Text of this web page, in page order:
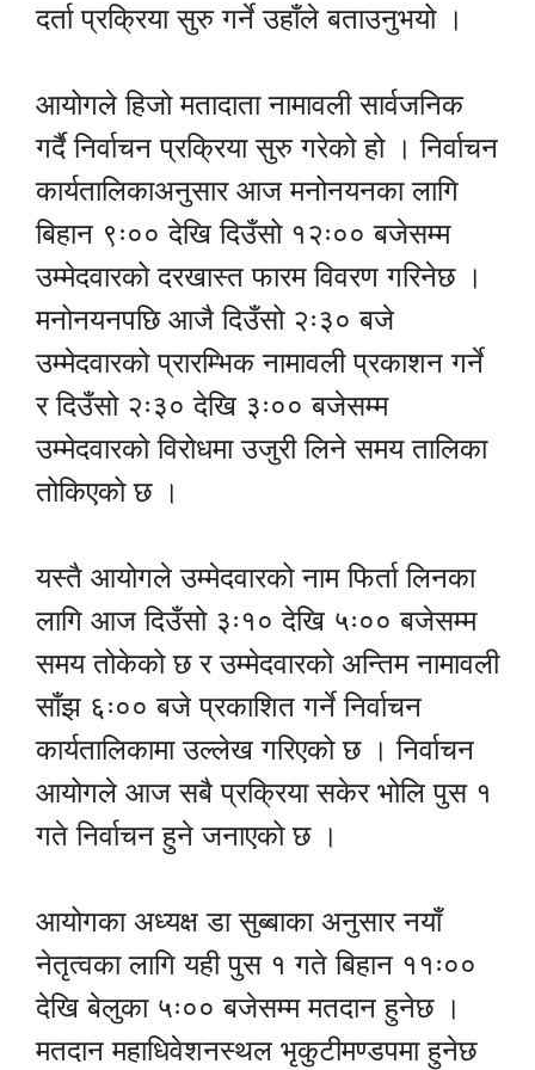
दर्ता प्रक्रिया सुरु गर्ने उहाँले बताउनुभयो ।
आयोगले हिजो मतादाता नामावली सार्वजनिक
गर्दै निर्वाचन प्रक्रिया सुरु गरेको हो । निर्वाचन
कार्यतालिकाअनुसार आज मनोनयनका लागि
बिहान ९ः०० देखि दिउँसो १२ः०० बजेसम्म
उम्मेदवारको दरखास्त फारम विवरण गरिनेछ ।
मनोनयनपछि आजै दिउँसो २ः३० बजे
उम्मेदवारको प्रारम्भिक नामावली प्रकाशन गर्ने
र दिउँसो २ः३० देखि ३ः०० बजेसम्म
उम्मेदवारको विरोधमा उजुरी लिने समय तालिका
तोकिएको छ ।
यस्तै आयोगले उम्मेदवारको नाम फिर्ता लिनका
लागि आज दिउँसो ३ः१० देखि ५ः०० बजेसम्म
समय तोकेको छ र उम्मेदवारको अन्तिम नामावली
साँझ ६ः०० बजे प्रकाशित गर्ने निर्वाचन
कार्यतालिकामा उल्लेख गरिएको छ । निर्वाचन
आयोगले आज सबै प्रक्रिया सकेर भोलि पुस १
गते निर्वाचन हुने जनाएको छ ।
आयोगका अध्यक्ष डा सुब्बाका अनुसार नयाँ
नेतृत्वका लागि यही पुस १ गते बिहान ११ः००
देखि बेलुका ५ः०० बजेसम्म मतदान हुनेछ ।
मतदान महाधिवेशनस्थल भृकुटीमण्डपमा हुनेछ